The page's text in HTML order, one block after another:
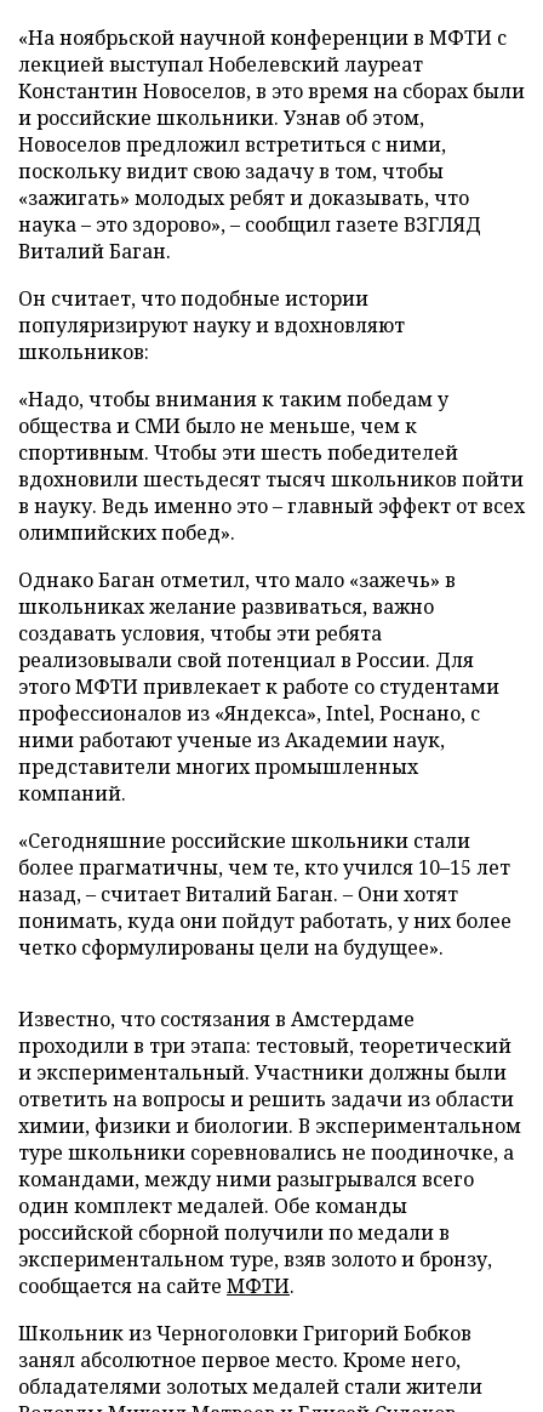
«На ноябрьской научной конференции в МФТИ с
лекцией выступал Нобелевский лауреат
Константин Новоселов, в это время на сборах были
и российские школьники. Узнав об этом,
Новоселов предложил встретиться с ними,
поскольку видит свою задачу в том, чтобы
«зажигать» молодых ребят и доказывать, что
наука – это здорово», – сообщил газете ВЗГЛЯД
Виталий Баган.
Он считает, что подобные истории
популяризируют науку и вдохновляют
школьников:
«Надо, чтобы внимания к таким победам у
общества и СМИ было не меньше, чем к
спортивным. Чтобы эти шесть победителей
вдохновили шестьдесят тысяч школьников пойти
в науку. Ведь именно это – главный эффект от всех
олимпийских побед».
Однако Баган отметил, что мало «зажечь» в
школьниках желание развиваться, важно
создавать условия, чтобы эти ребята
реализовывали свой потенциал в России. Для
этого МФТИ привлекает к работе со студентами
профессионалов из «Яндекса», Intel, Роснано, с
ними работают ученые из Академии наук,
представители многих промышленных
компаний.
«Сегодняшние российские школьники стали
более прагматичны, чем те, кто учился 10–15 лет
назад, – считает Виталий Баган. – Они хотят
понимать, куда они пойдут работать, у них более
четко сформулированы цели на будущее».
Известно, что состязания в Амстердаме
проходили в три этапа: тестовый, теоретический
и экспериментальный. Участники должны были
ответить на вопросы и решить задачи из области
химии, физики и биологии. В экспериментальном
туре школьники соревновались не поодиночке, а
командами, между ними разыгрывался всего
один комплект медалей. Обе команды
российской сборной получили по медали в
экспериментальном туре, взяв золото и бронзу,
сообщается на сайте МФТИ.
Школьник из Черноголовки Григорий Бобков
занял абсолютное первое место. Кроме него,
обладателями золотых медалей стали жители